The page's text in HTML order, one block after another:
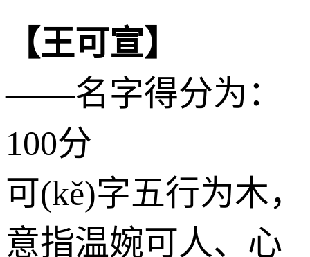
【王可宣】
——名字得分为：
100分
可(kě)字五行为木，
意指温婉可人、心